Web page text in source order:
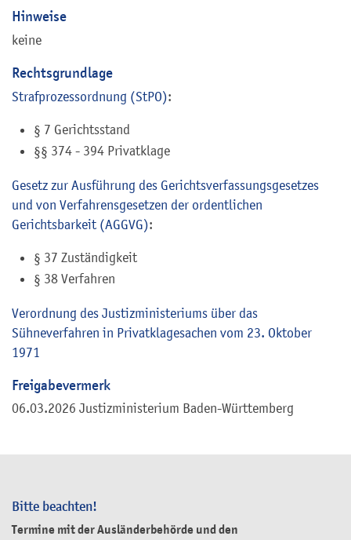
Bitte beachten!
Termine mit der Ausländerbehörde und den
Hinweise
keine
Rechtsgrundlage
Strafprozessordnung (StPO):
§ 7 Gerichtsstand
§§ 374 - 394 Privatklage
Gesetz zur Ausführung des Gerichtsverfassungsgesetzes
und von Verfahrensgesetzen der ordentlichen
Gerichtsbarkeit (AGGVG):
§ 37 Zuständigkeit
§ 38 Verfahren
Verordnung des Justizministeriums über das
Sühneverfahren in Privatklagesachen vom 23. Oktober
1971
Freigabevermerk
06.03.2026 Justizministerium Baden-Württemberg